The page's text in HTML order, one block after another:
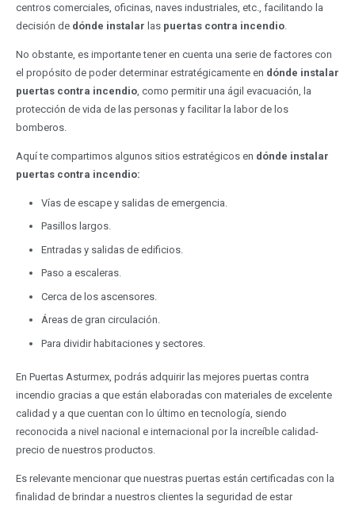
centros comerciales, oficinas, naves industriales, etc., facilitando la
decisión dedónde instalar las puertas contra incendio.
No obstante, es importante tener en cuenta una serie de factores con
el propósito de poder determinar estratégicamente en dónde instalar
puertas contra incendio, como permitir una ágil evacuación, la
protección de vida de las personas y facilitar la labor de los
bomberos.
Aquí te compartimos algunos sitios estratégicos en dónde instalar
puertas contra incendio:
Vías de escape y salidas de emergencia.
Pasillos largos.
Entradas y salidas de edificios.
Paso a escaleras.
Cerca de los ascensores.
Áreas de gran circulación.
Para dividir habitaciones y sectores.
En Puertas Asturmex, podrás adquirir las mejores puertas contra
incendio gracias a que están elaboradas con materiales de excelente
calidad y a que cuentan con lo último en tecnología, siendo
reconocida a nivel nacional e internacional por la increíble calidad-
precio de nuestros productos.
Es relevante mencionar que nuestras puertas están certificadas con la
finalidad de brindar a nuestros clientes la seguridad de estar